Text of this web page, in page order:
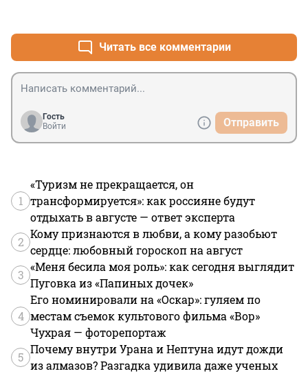
Читать все комментарии
Гость
Войти
Отправить
1
«Туризм не прекращается, он
трансформируется»: как россияне будут
отдыхать в августе — ответ эксперта
2
Кому признаются в любви, а кому разобьют
сердце: любовный гороскоп на август
3
«Меня бесила моя роль»: как сегодня выглядит
Пуговка из «Папиных дочек»
4
Его номинировали на «Оскар»: гуляем по
местам съемок культового фильма «Вор»
Чухрая — фоторепортаж
5
Почему внутри Урана и Нептуна идут дожди
из алмазов? Разгадка удивила даже ученых